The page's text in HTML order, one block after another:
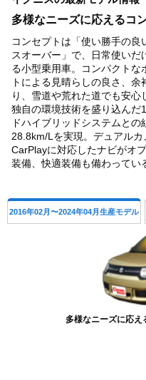
3
多様なニーズに応えるコ
コンセプトは「使い勝手の良
スオーバー」で、日常使い
る小型乗用車。コンパクトな
トによる見晴らしの良さ、
り、雪道や荒れた道でも安
独自の環境技術を盛り込ん
ドハイブリッドシステムと
28.8km/Lを実現。デュアル
CarPlayに対応したナビがオ
装備、快適装備も備わってい
2016年02月〜2024年04月生産モデル
多様なニーズに応え